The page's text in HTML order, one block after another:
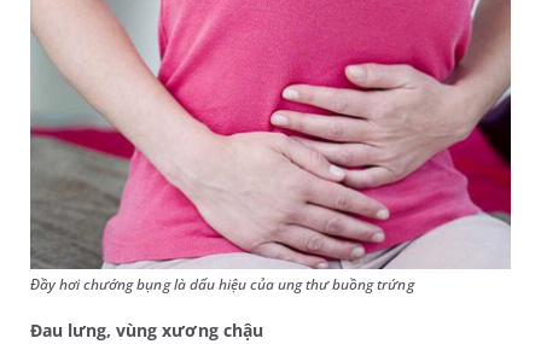
Đầy hơi chướng bụng là dấu hiệu của ung thư buồng trứng
Đau lưng, vùng xương chậu